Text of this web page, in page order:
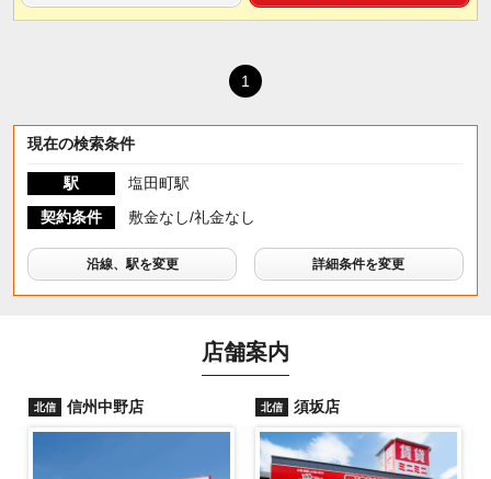
1
現在の検索条件
駅
塩田町駅
契約条件
敷金なし/礼金なし
沿線、駅を変更 詳細条件を変更
店舗案内
北信 信州中野店 北信 須坂店